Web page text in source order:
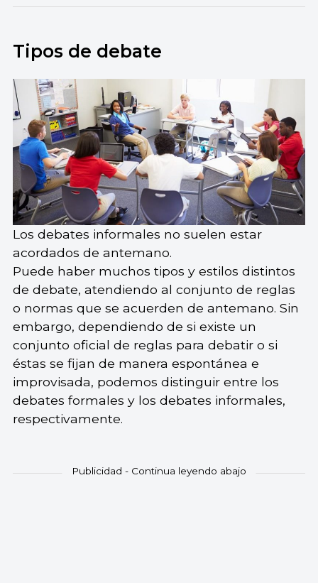
Tipos de debate
Los debates informales no suelen estar
acordados de antemano.
Puede haber muchos tipos y estilos distintos
de debate, atendiendo al conjunto de reglas
o normas que se acuerden de antemano. Sin
embargo, dependiendo de si existe un
conjunto oficial de reglas para debatir o si
éstas se fijan de manera espontánea e
improvisada, podemos distinguir entre los
debates formales y los debates informales,
respectivamente.